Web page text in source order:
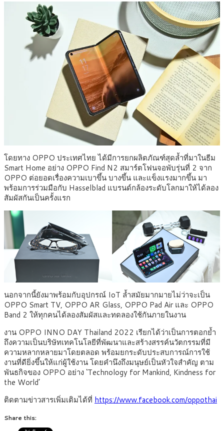
โดยทาง OPPO ประเทศไทย ได้มีการยกผลิตภัณฑ์สุดล้ำที่มาในธีม
Smart Home อย่าง OPPO Find N2 สมาร์ตโฟนจอพับรุ่นที่ 2 จาก
OPPO ต่อยอดเรื่องความเบาขึ้น บางขึ้น และแข็งแรงมากขึ้น มา
พร้อมการร่วมมือกับ Hasselblad แบรนด์กล้องระดับโลกมาให้ได้ลอง
สัมผัสกันเป็นครั้งแรก
นอกจากนี้ยังมาพร้อมกับอุปกรณ์ IoT ล้ำสมัยมากมายไม่ว่าจะเป็น
OPPO Smart TV, OPPO AR Glass, OPPO Pad Air และ OPPO
Band 2 ให้ทุกคนได้ลองสัมผัสและทดลองใช้กันภายในงาน
งาน OPPO INNO DAY Thailand 2022 เรียกได้ว่าเป็นการตอกย้ำ
ถึงความเป็นบริษัทเทคโนโลยีที่พัฒนาและสร้างสรรค์นวัตกรรมที่มี
ความหลากหลายมาโดยตลอด พร้อมยกระดับประสบการณ์การใช้
งานที่ดียิ่งขึ้นให้แก่ผู้ใช้งาน โดยคำนึงถึงมนุษย์เป็นหัวใจสำคัญ ตาม
พันธกิจของ OPPO อย่าง ‘Technology for Mankind, Kindness for
the World’
ติดตามข่าวสารเพิ่มเติมได้ที่ https://www.facebook.com/oppothai
Share this: